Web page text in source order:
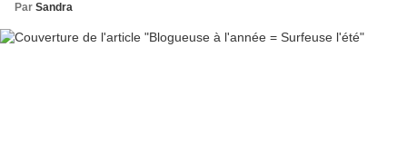
Par Sandra